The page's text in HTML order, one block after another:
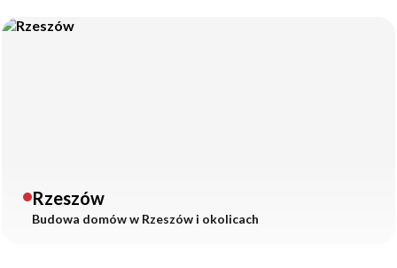
Rzeszów
Budowa domów w Rzeszów i okolicach